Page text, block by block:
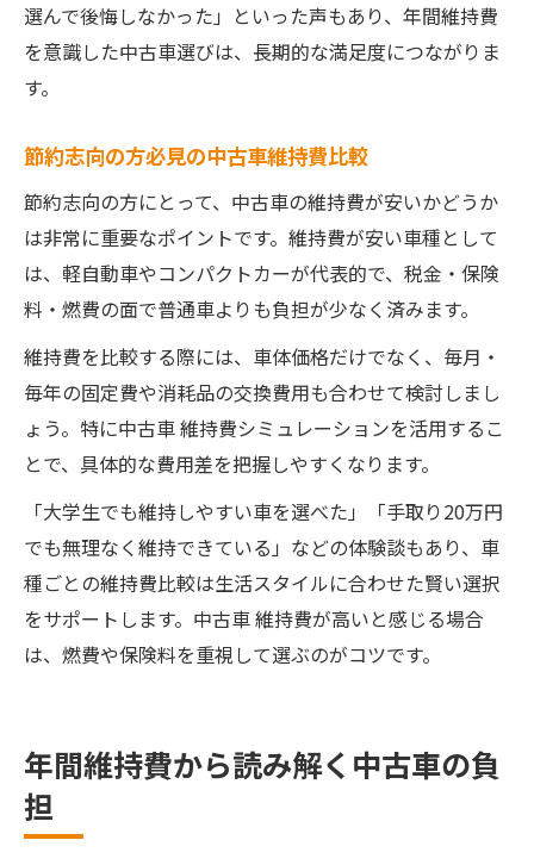
選んで後悔しなかった」といった声もあり、年間維持費
を意識した中古車選びは、長期的な満足度につながりま
す。
節約志向の方必見の中古車維持費比較
節約志向の方にとって、中古車の維持費が安いかどうか
は非常に重要なポイントです。維持費が安い車種として
は、軽自動車やコンパクトカーが代表的で、税金・保険
料・燃費の面で普通車よりも負担が少なく済みます。
維持費を比較する際には、車体価格だけでなく、毎月・
毎年の固定費や消耗品の交換費用も合わせて検討しまし
ょう。特に中古車 維持費シミュレーションを活用するこ
とで、具体的な費用差を把握しやすくなります。
「大学生でも維持しやすい車を選べた」「手取り20万円
でも無理なく維持できている」などの体験談もあり、車
種ごとの維持費比較は生活スタイルに合わせた賢い選択
をサポートします。中古車 維持費が高いと感じる場合
は、燃費や保険料を重視して選ぶのがコツです。
年間維持費から読み解く中古車の負
担